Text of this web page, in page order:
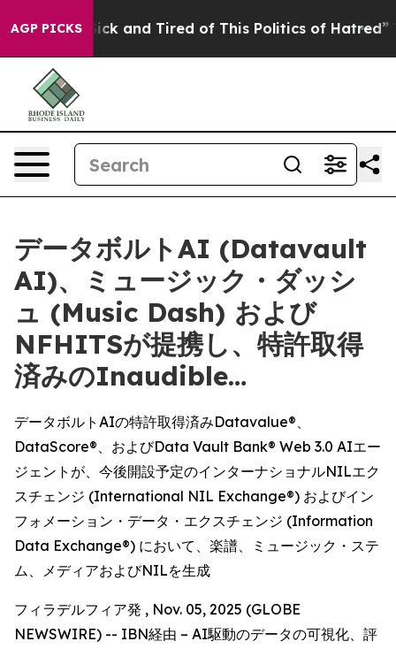
AGP PICKS
Are Sick and Tired of This Politics of Hatred” The
データボルトAI (Datavault
AI)、ミュージック・ダッシ
ュ (Music Dash) および
NFHITSが提携し、特許取得
済みのInaudible…
データボルトAIの特許取得済みDatavalue®、
DataScore®、およびData Vault Bank® Web 3.0 AIエー
ジェントが、今後開設予定のインターナショナルNILエク
スチェンジ (International NIL Exchange®) およびイン
フォメーション・データ・エクスチェンジ (Information
Data Exchange®) において、楽譜、ミュージック・ステ
ム、メディアおよびNILを生成
フィラデルフィア発 , Nov. 05, 2025 (GLOBE
NEWSWIRE) -- IBN経由 – AI駆動のデータの可視化、評